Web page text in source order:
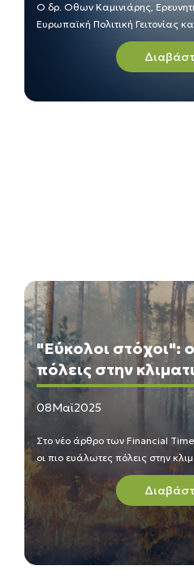
Ο δρ. Οθων Καμινιάρης,
Ευρωπαϊκή Πολιτική Γειτονίας
την Ευρωπαϊκή Πράσινη
για την κλιματική
ΤΑ ΝΕΑ (01/06/2025).
"Εύκολοι στόχοι":
πόλεις στην
Μαϊ
08 2025
Στο νέο άρθρο των Financial
οι πιο ευάλωτες πόλεις στην
και εκπρόσωποι φορέων και
και το εξωτερικό αναλύουν την
τους κινδύνους και τα μέτρα που
αντιμετώπιση μιας πιθανής